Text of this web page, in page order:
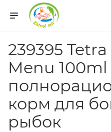
239395
Menu 100ml
корм для
рыбок